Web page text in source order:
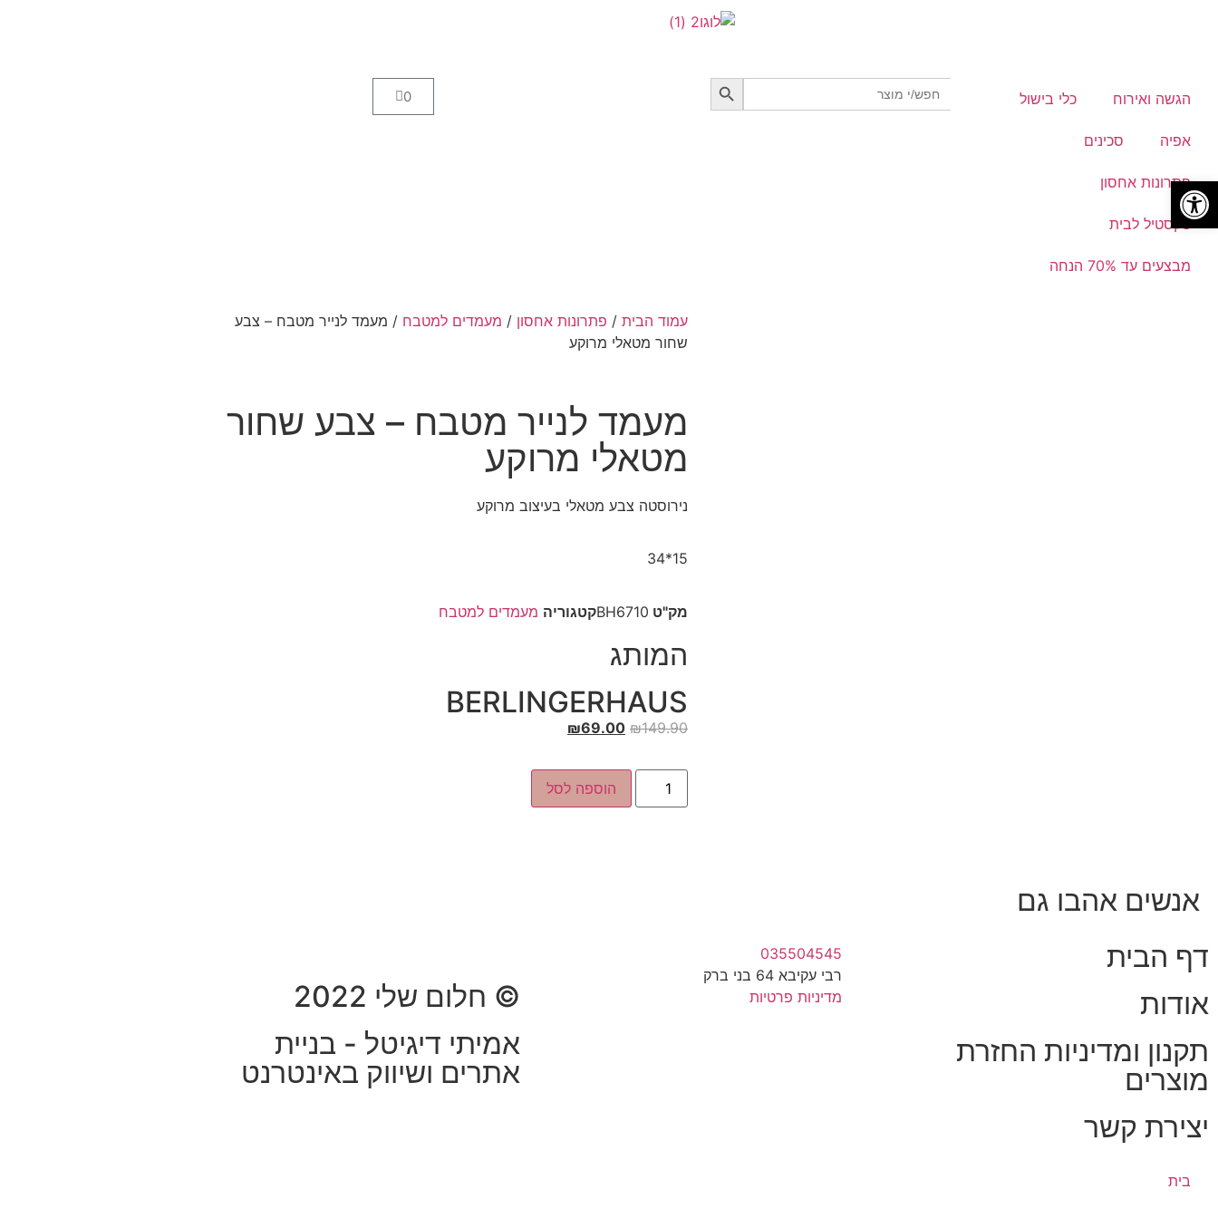
הגשה ואירוח כלי בישול
אפיה סכינים
פתרונות אחסון
טקסטיל לבית
מבצעים עד 70% הנחה
Search
for:
Search Button
0
עמוד הבית / פתרונות אחסון / מעמדים למטבח / מעמד לנייר מטבח – צבע
שחור מטאלי מרוקע
מעמד לנייר מטבח – צבע שחור
מטאלי מרוקע
נירוסטה צבע מטאלי בעיצוב מרוקע
15*34
מק"ט BH6710קטגוריה מעמדים למטבח
המותג
BERLINGERHAUS
₪149.90
₪69.00
הוספה לסל
אנשים אהבו גם
דף הבית
אודות
תקנון ומדיניות החזרת
מוצרים
יצירת קשר
035504545
רבי עקיבא 64 בני ברק
מדיניות פרטיות
© חלום שלי 2022
אמיתי דיגיטל - בניית
אתרים ושיווק באינטרנט
בית
פתח סרגל נגישות